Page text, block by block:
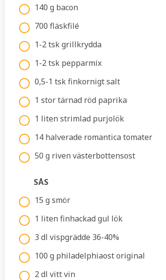
140 g bacon
700 fläskfilé
1-2 tsk grillkrydda
1-2 tsk pepparmix
0,5-1 tsk finkornigt salt
1 stor tärnad röd paprika
1 liten strimlad purjolök
14 halverade romantica tomater
50 g riven västerbottensost
SÅS
15 g smör
1 liten finhackad gul lök
3 dl vispgrädde 36-40%
100 g philadelphiaost original
2 dl vitt vin